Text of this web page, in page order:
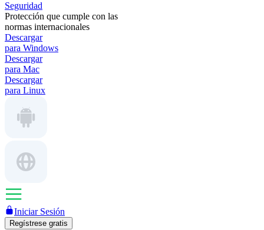
Seguridad
Protección que cumple con las
normas internacionales
Descargar
para Windows
Descargar
para Mac
Descargar
para Linux
Iniciar Sesión
Regístrese gratis